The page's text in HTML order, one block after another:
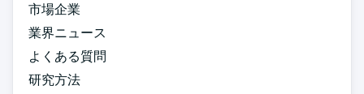
市場企業
業界ニュース
よくある質問
研究方法